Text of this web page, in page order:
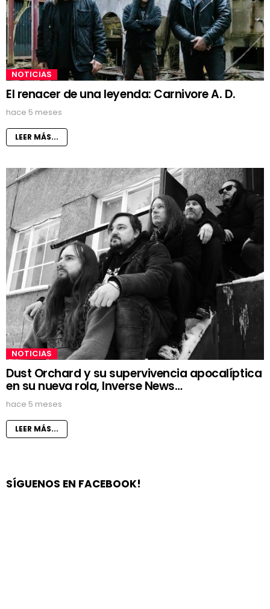
NOTICIAS
El renacer de una leyenda: Carnivore A. D.
hace 5 meses
LEER MÁS...
NOTICIAS
Dust Orchard y su supervivencia apocalíptica
en su nueva rola, Inverse News…
hace 5 meses
LEER MÁS...
SÍGUENOS EN FACEBOOK!